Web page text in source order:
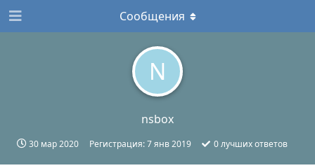
N
nsbox
30 мар 2020 Регистрация:7 янв 2019 0лучших ответов
Сообщения